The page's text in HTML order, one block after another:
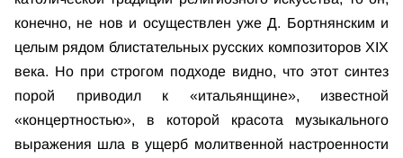
конечно, не нов и осуществлен уже Д. Бортнянским и
целым рядом блистательных русских композиторов XIX
века. Но при строгом подходе видно, что этот синтез
порой приводил к «итальянщине», известной
«концертностью», в которой красота музыкального
выражения шла в ущерб молитвенной настроенности